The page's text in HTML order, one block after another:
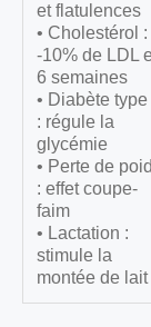
et flatulences
• Cholestérol :
-10% de LDL
6 semaines
• Diabète type
: régule la
glycémie
• Perte de
: effet coupe-
faim
• Lactation :
stimule la
montée de lait